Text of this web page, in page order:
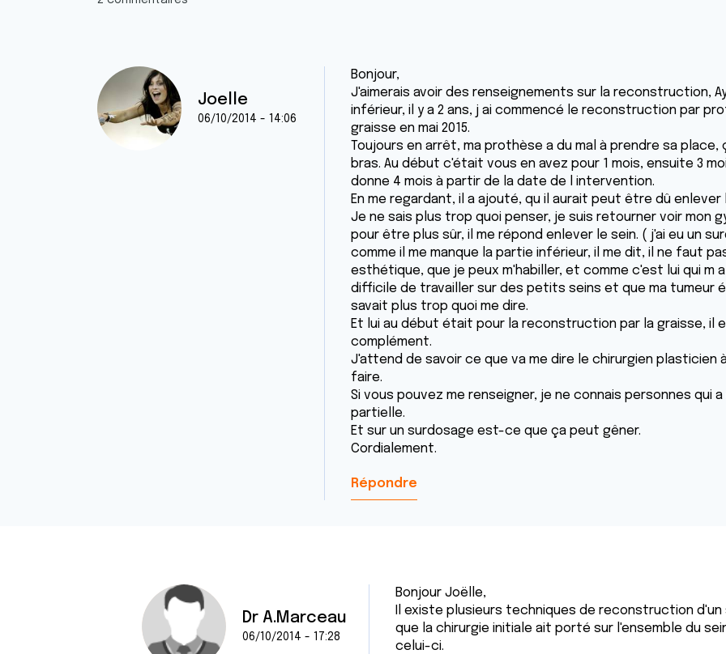
Joelle
06/10/2014 - 14:06
Bonjour,
J'aimerais avoir des renseignements sur la reconstruction,
inférieur, il y a 2 ans, j ai commencé le reconstruction par
graisse en mai 2015.
Toujours en arrêt, ma prothèse a du mal à prendre sa
bras. Au début c'était vous en avez pour 1 mois, ensuite 3
donne 4 mois à partir de la date de l intervention.
En me regardant, il a ajouté, qu il aurait peut être dû enlever
Je ne sais plus trop quoi penser, je suis retourner voir mon
pour être plus sûr, il me répond enlever le sein. ( j'ai eu un
comme il me manque la partie inférieur, il me dit, il ne faut
esthétique, que je peux m'habiller, et comme c'est lui qui m
difficile de travailler sur des petits seins et que ma tumeur
savait plus trop quoi me dire.
Et lui au début était pour la reconstruction par la graisse, il
complément.
J'attend de savoir ce que va me dire le chirurgien
faire.
Si vous pouvez me renseigner, je ne connais personnes qui
partielle.
Et sur un surdosage est-ce que ça peut gêner.
Cordialement.
Répondre
Dr A.Marceau
06/10/2014 - 17:28
Bonjour Joëlle,
Il existe plusieurs techniques de reconstruction
que la chirurgie initiale ait porté sur l'ensemble du
celui-ci.